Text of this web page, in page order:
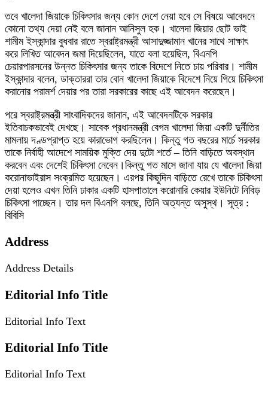
তবে খালেদা জিয়াকে চিকিৎসার জন্য কোন দেশে নেয়া হবে সে বিষয়ে আবেদনে
কোনো তথ্য দেয়া নেই বলে জানান আনিসুল হক। খালেদা জিয়ার ছোট ভাই
শামীম ইস্কান্দার বুধবার রাতে স্বরাষ্ট্রমন্ত্রী আসাদুজ্জামান খানের সাথে সাক্ষাৎ
করে লিখিত আবেদন জমা দিয়েছিলেন, যাতে বলা হয়েছিল, বিএনপি
চেয়ারপারসনের উন্নত চিকিৎসার জন্য তাকে বিদেশে নিতে চায় পরিবার। শামীম
ইস্কান্দার বলেন, ডাক্তাররা তার বোন খালেদা জিয়াকে বিদেশে নিয়ে গিয়ে চিকিৎসা
করানোর পরামর্শ দেয়ার পর তারা সরকারের কাছে এই আবেদন করেছেন।
পরে স্বরাষ্ট্রমন্ত্রী সাংবাদিকদের জানান, এই আবেদনটিকে সরকার
ইতিবাচকভাবেই দেখছে। সাবেক প্রধানমন্ত্রী বেগম খালেদা জিয়া একটি দুর্নীতির
মামলায় দণ্ডপ্রাপ্ত হয়ে কারাভোগ করছিলেন। কিন্তু গত বছরের মার্চে সরকার
তাকে নির্বাহী আদেশে সাময়িক মুক্তি দেয় দুটো শর্তে – তিনি বাড়িতে অবস্থান
করবেন এবং দেশেই চিকিৎসা নেবেন।কিন্তু গত মাসে জানা যায় যে খালেদা জিয়া
করোনাভাইরাস সংক্রমিত হয়েছেন। এরপর কিছুদিন বাড়িতে রেখে তাকে চিকিৎসা
দেয়া হলেও এখন তিনি ঢাকার একটি হাসপাতালে করোনারি কেয়ার ইউনিটে নিবিড়
চিকিৎসা পাচ্ছেন। তার দল বিএনপি বলছে, তিনি অত্যন্ত অসুস্থ। সূত্র :
বিবিসি
Address
Address Details
Editorial Info Title
Editorial Info Text
Editorial Info Title
Editorial Info Text